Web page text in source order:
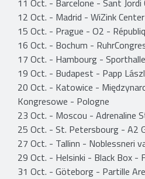
12 Oct. - Madrid - WiZink
15 Oct. - Prague - O2 -
16 Oct. - Bochum -
17 Oct. - Hambourg -
19 Oct. - Budapest - Papp
20 Oct. - Katowice -
Kongresowe - Pologne
23 Oct. - Moscou - Adrenaline
25 Oct. - St. Petersbourg - A2
27 Oct. - Tallinn - Noblessneri
29 Oct. - Helsinki - Black Box -
31 Oct. - Göteborg - Partille